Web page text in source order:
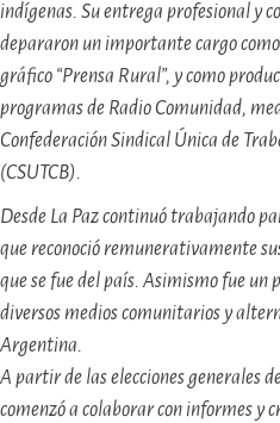
indígenas. Su entrega profesional y
depararon un importante cargo
gráfico “Prensa Rural”, y como
programas de Radio Comunidad,
Confederación Sindical Única de
(CSUTCB).
Desde La Paz continuó trabajando
que reconoció remunerativamente
que se fue del país. Asimismo fue un
diversos medios comunitarios y
Argentina.
A partir de las elecciones generales
comenzó a colaborar con informes y